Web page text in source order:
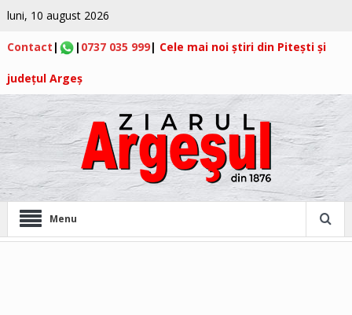
luni, 10 august 2026
Contact | | 0737 035 999| Cele mai noi știri din Pitești și
județul Argeș
Menu